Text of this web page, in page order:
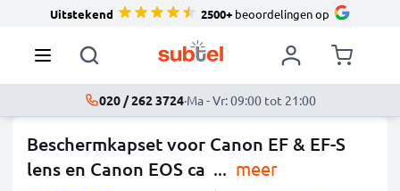
Uitstekend 2500+beoordelingen op
020 / 262 3724·Ma - Vr: 09:00 tot 21:00
Beschermkapset voor Canon EF & EF-S
lens en Canon EOS ca ... meer